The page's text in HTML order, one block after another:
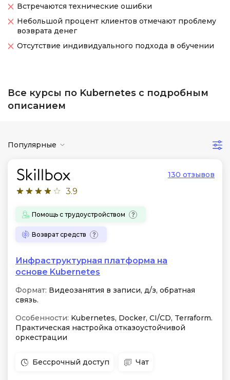
Встречаются технические ошибки
Небольшой процент клиентов отмечают проблему
возврата денег
Отсутствие индивидуального подхода в обучении
Все курсы по Kubernetes с подробным
описанием
Популярные
3.9
130 отзывов
Помощь с трудоустройством
Возврат средств
Инфраструктурная платформа на
основе Kubernetes
Формат: Видеозанятия в записи, д/з, обратная
связь.
Особенности: Kubernetes, Docker, CI/CD, Terraform.
Практическая настройка отказоустойчивой
оркестрации
Бессрочный доступ Чат